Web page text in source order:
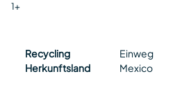
1+
Recycling
Einweg
Herkunftsland
Mexico